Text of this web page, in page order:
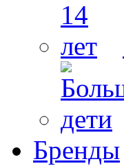
Бренды